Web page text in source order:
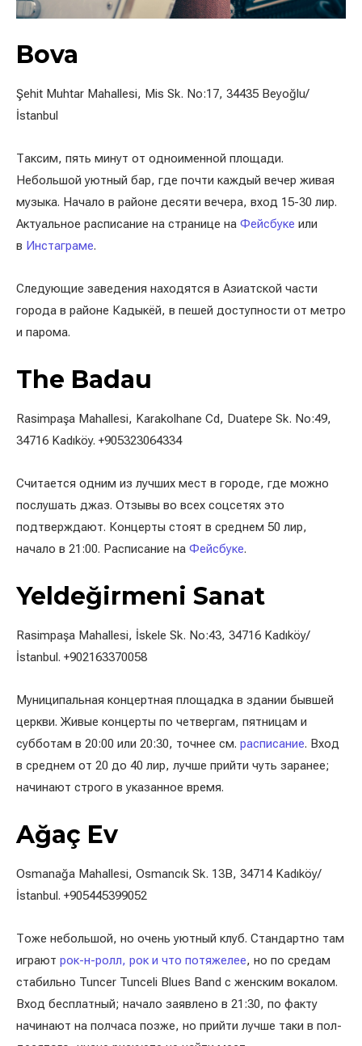
Bova
Şehit Muhtar Mahallesi, Mis Sk. No:17, 34435 Beyoğlu/
İstanbul
Таксим, пять минут от одноименной площади.
Небольшой уютный бар, где почти каждый вечер живая
музыка. Начало в районе десяти вечера, вход 15-30 лир.
Актуальное расписание на странице на Фейсбуке или
в Инстаграме.
Следующие заведения находятся в Азиатской части
города в районе Кадыкёй, в пешей доступности от метро
и парома.
The Badau
Rasimpaşa Mahallesi, Karakolhane Cd, Duatepe Sk. No:49,
34716 Kadıköy. +905323064334
Считается одним из лучших мест в городе, где можно
послушать джаз. Отзывы во всех соцсетях это
подтверждают. Концерты стоят в среднем 50 лир,
начало в 21:00. Расписание на Фейсбуке.
Yeldeğirmeni Sanat
Rasimpaşa Mahallesi, İskele Sk. No:43, 34716 Kadıköy/
İstanbul. +902163370058
Муниципальная концертная площадка в здании бывшей
церкви. Живые концерты по четвергам, пятницам и
субботам в 20:00 или 20:30, точнее см. расписание. Вход
в среднем от 20 до 40 лир, лучше прийти чуть заранее;
начинают строго в указанное время.
Ağaç Ev
Osmanağa Mahallesi, Osmancık Sk. 13B, 34714 Kadıköy/
İstanbul. +905445399052
Тоже небольшой, но очень уютный клуб. Стандартно там
играют рок-н-ролл, рок и что потяжелее, но по средам
стабильно Tuncer Tunceli Blues Band c женским вокалом.
Вход бесплатный; начало заявлено в 21:30, по факту
начинают на полчаса позже, но прийти лучше таки в пол-